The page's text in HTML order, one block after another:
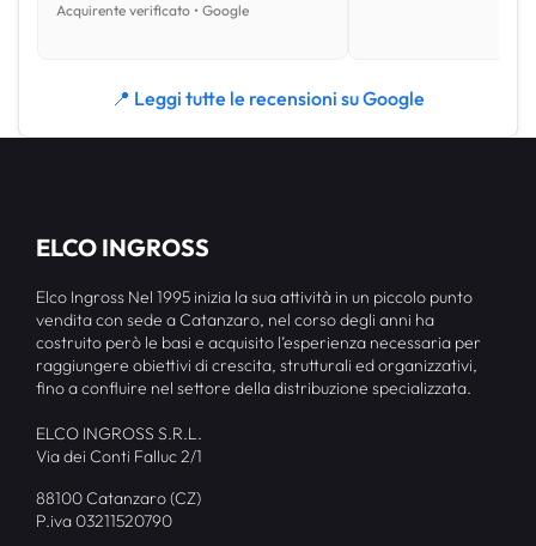
Acquirente verificato • Google
📍 Leggi tutte le recensioni su Google
ELCO INGROSS
Elco Ingross Nel 1995 inizia la sua attività in un piccolo punto
vendita con sede a Catanzaro, nel corso degli anni ha
costruito però le basi e acquisito l’esperienza necessaria per
raggiungere obiettivi di crescita, strutturali ed organizzativi,
fino a confluire nel settore della distribuzione specializzata.
ELCO INGROSS S.R.L.
Via dei Conti Falluc 2/1
88100 Catanzaro (CZ)
P.iva 03211520790